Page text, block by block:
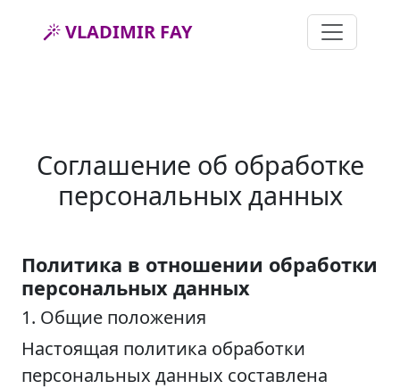
VLADIMIR FAY
Соглашение об обработке
персональных данных
Политика в отношении обработки
персональных данных
1. Общие положения
Настоящая политика обработки
персональных данных составлена